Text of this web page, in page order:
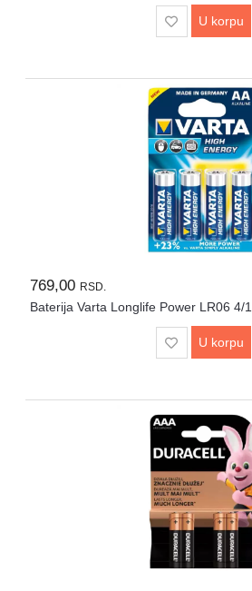
U korpu
769,00 RSD.
Baterija Varta Longlife Power LR06 4/1
U korpu